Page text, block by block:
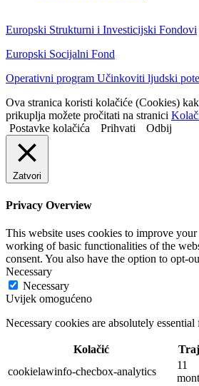
Europski Strukturni i Investicijski Fondovi
Europski Socijalni Fond
Operativni program Učinkoviti ljudski
Ova stranica koristi kolačiće (Cookies)
prikuplja možete pročitati na stranici
Postavke kolačića
Prihvati Odbij
Zatvori
Privacy Overview
This website uses cookies to improve
working of basic functionalities of the
consent. You also have the option to opt-
Necessary
Necessary
Uvijek omogućeno
Necessary cookies are absolutely
Kolačić
cookielawinfo-checbox-analytics
11